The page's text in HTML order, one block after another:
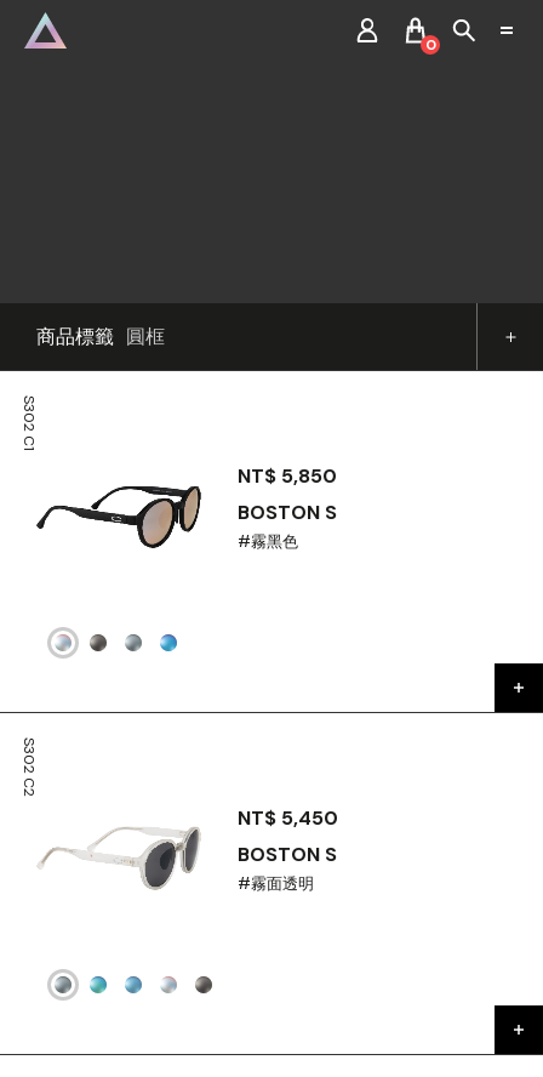
0
商品標籤 圓框
S302 C1
NT$ 5,850
BOSTON S
#霧黑色
S302 C2
NT$ 5,450
BOSTON S
#霧面透明